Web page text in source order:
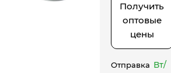
Получить
оптовые
цены
Отправка Вт/